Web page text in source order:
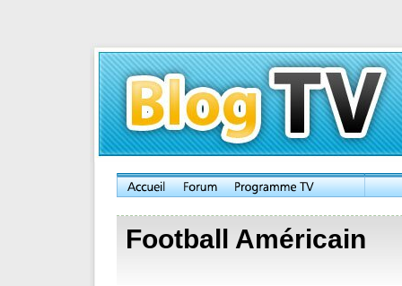
Football Américain